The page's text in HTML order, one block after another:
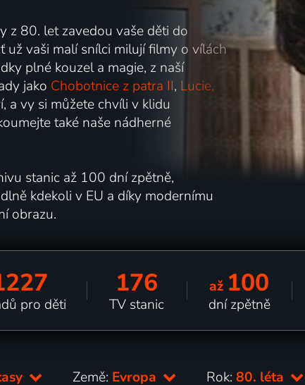
z 80. let zavedou vaše děti do
vaši malí snílci milují filmy o vílách
plné kouzel a magie, z naší
jako Chobotnice z patra II, Lucie,
a vy si můžete chvíli v klidu
také naše nádherné
stanic až 100 dní zpětně,
kdekoli v EU a díky modernímu
obrazu.
pro děti
176
TV stanic
až 100
dní zpětně
Země: Evropa Rok:80. léta